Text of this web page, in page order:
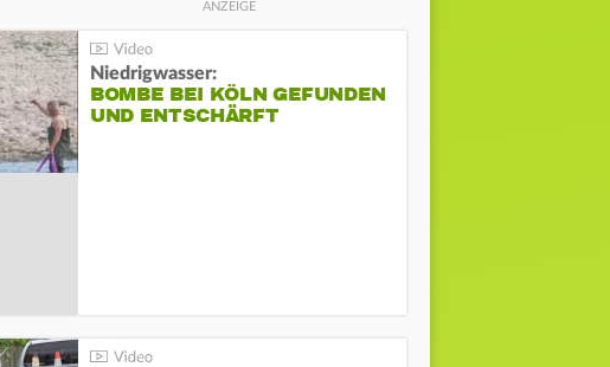
Niedrigwasser:
BOMBE BEI KÖLN GEFUNDEN
UND ENTSCHÄRFT